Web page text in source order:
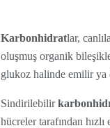
Karbonhidratlar,
oluşmuş organik
glukoz halinde emilir ya
Sindirilebilir
hücreler tarafından